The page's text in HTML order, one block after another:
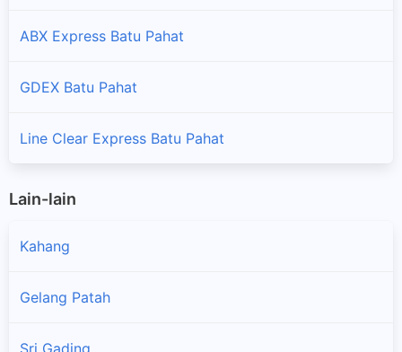
ABX Express Batu Pahat
GDEX Batu Pahat
Line Clear Express Batu Pahat
Lain-lain
Kahang
Gelang Patah